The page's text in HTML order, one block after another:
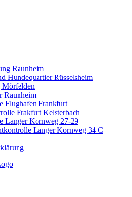
Raunheim
Hundequartier Rüsselsheim
Mörfelden
Raunheim
Flughafen Frankfurt
Frakfurt Kelsterbach
Langer Kornweg 27-29
Langer Kornweg 34 C